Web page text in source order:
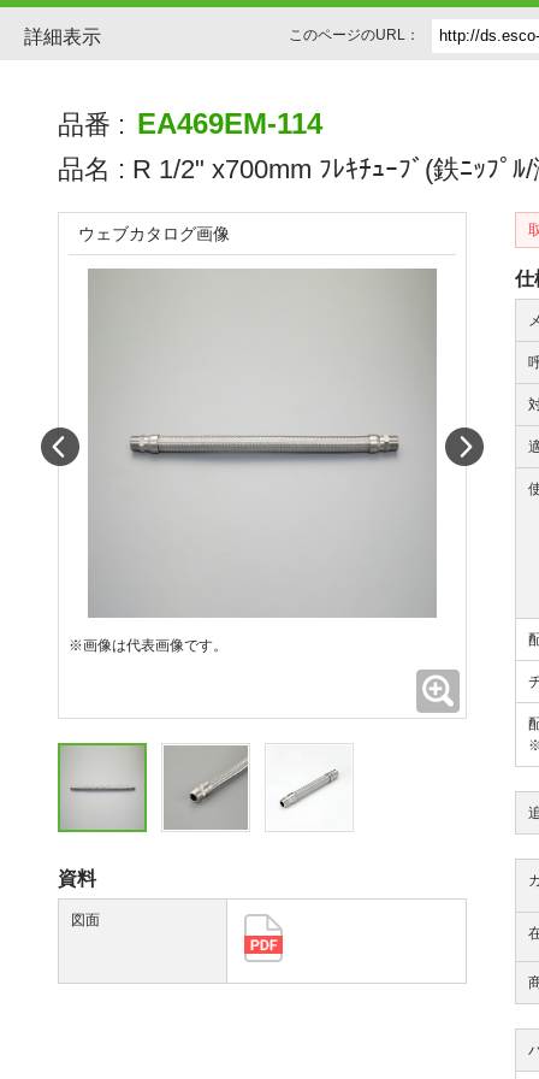
詳細表示 このページのURL：
品番 : EA469EM-114
品名 : R 1/2" x700mm ﾌﾚｷﾁｭｰﾌﾞ(鉄ﾆｯﾌﾟﾙ
仕
ウェブカタログ画像
※画像は代表画像です。
資料
図面